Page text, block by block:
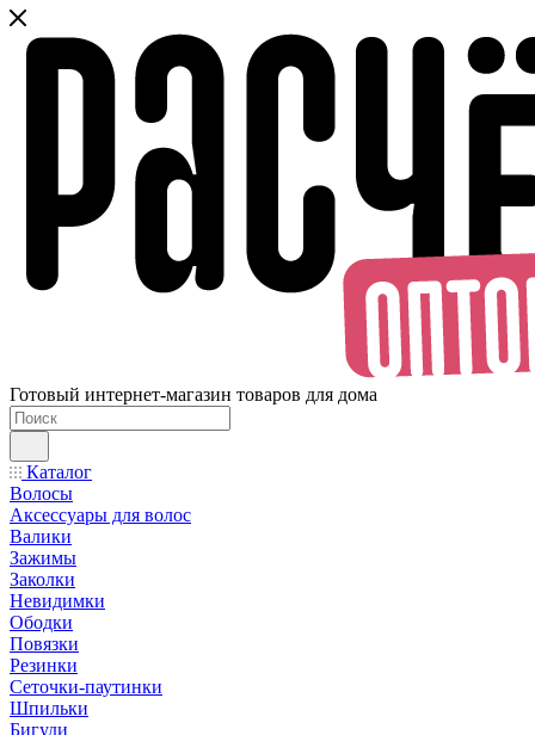
Готовый интернет-магазин товаров для дома
Каталог
Волосы
Аксессуары для волос
Валики
Зажимы
Заколки
Невидимки
Ободки
Повязки
Резинки
Сеточки-паутинки
Шпильки
Бигуди